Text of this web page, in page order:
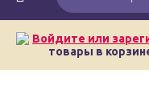
Войдите или
товары в